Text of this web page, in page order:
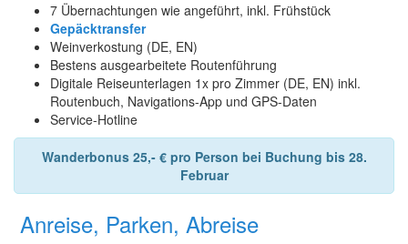
7 Übernachtungen wie angeführt, inkl. Frühstück
Gepäcktransfer
Weinverkostung (DE, EN)
Bestens ausgearbeitete Routenführung
Digitale Reiseunterlagen 1x pro Zimmer (DE, EN) inkl.
Routenbuch, Navigations-App und GPS-Daten
Service-Hotline
Wanderbonus 25,- € pro Person bei Buchung bis 28.
Februar
Anreise, Parken, Abreise